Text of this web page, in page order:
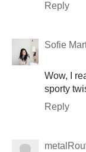
Reply
Sofie
Wow, I
sporty
Reply